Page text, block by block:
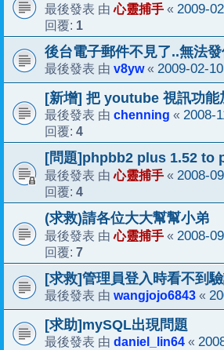
最後發表 由心靈捕手 « 2009-
回覆: 1
後台電子郵件不見了..無法
最後發表 由 v8yw« 2009-02-
[新增] 把 youtube 視訊功
最後發表 由 chenning « 2008-
回覆: 4
[問題]phpbb2 plus 1.52 to
最後發表 由心靈捕手 « 2008-
回覆: 4
(求救)請各位大大幫幫小弟
最後發表 由心靈捕手 « 2008-
回覆: 7
[求救]管理員登入時看不到
最後發表 由 wangjojo6843 «
[求助]mySQL出現問題
最後發表 由 daniel_lin64 «